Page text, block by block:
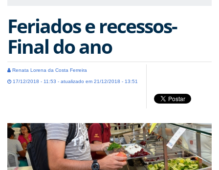
Feriados e recessos-
Final do ano
Renata Lorena da Costa Ferreira
17/12/2018 - 11:53 - atualizado em 21/12/2018 - 13:51